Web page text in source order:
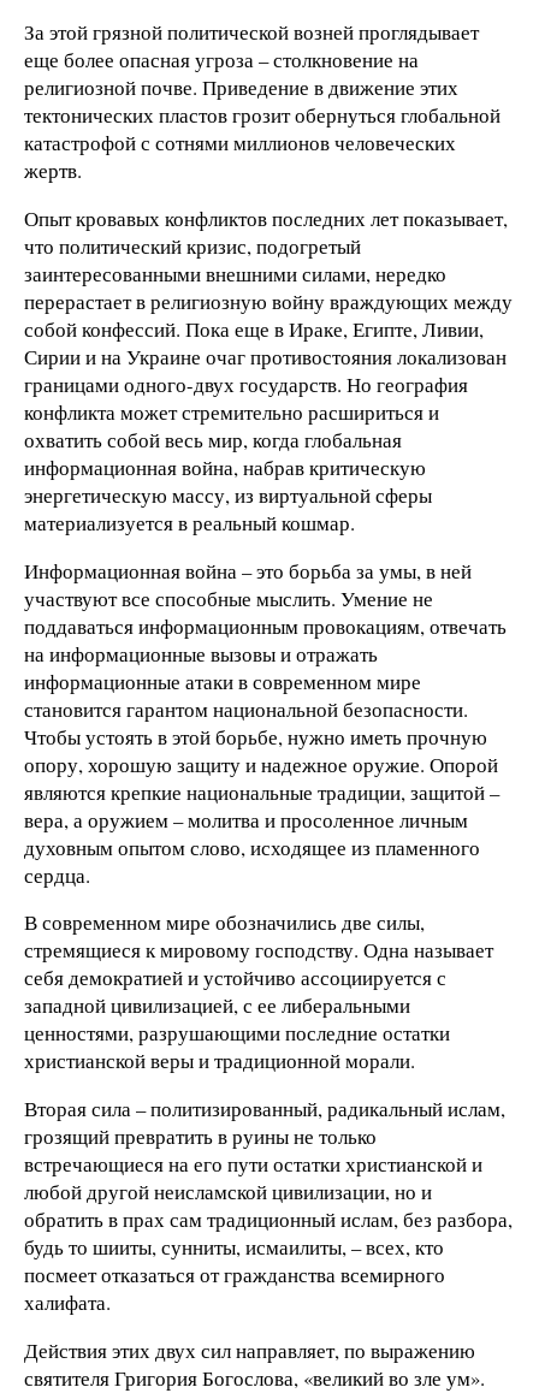
За этой грязной политической возней проглядывает
еще более опасная угроза – столкновение на
религиозной почве. Приведение в движение этих
тектонических пластов грозит обернуться глобальной
катастрофой с сотнями миллионов человеческих
жертв.
Опыт кровавых конфликтов последних лет показывает,
что политический кризис, подогретый
заинтересованными внешними силами, нередко
перерастает в религиозную войну враждующих между
собой конфессий. Пока еще в Ираке, Египте, Ливии,
Сирии и на Украине очаг противостояния локализован
границами одного-двух государств. Но география
конфликта может стремительно расшириться и
охватить собой весь мир, когда глобальная
информационная война, набрав критическую
энергетическую массу, из виртуальной сферы
материализуется в реальный кошмар.
Информационная война – это борьба за умы, в ней
участвуют все способные мыслить. Умение не
поддаваться информационным провокациям, отвечать
на информационные вызовы и отражать
информационные атаки в современном мире
становится гарантом национальной безопасности.
Чтобы устоять в этой борьбе, нужно иметь прочную
опору, хорошую защиту и надежное оружие. Опорой
являются крепкие национальные традиции, защитой –
вера, а оружием – молитва и просоленное личным
духовным опытом слово, исходящее из пламенного
сердца.
В современном мире обозначились две силы,
стремящиеся к мировому господству. Одна называет
себя демократией и устойчиво ассоциируется с
западной цивилизацией, с ее либеральными
ценностями, разрушающими последние остатки
христианской веры и традиционной морали.
Вторая сила – политизированный, радикальный ислам,
грозящий превратить в руины не только
встречающиеся на его пути остатки христианской и
любой другой неисламской цивилизации, но и
обратить в прах сам традиционный ислам, без разбора,
будь то шииты, сунниты, исмаилиты, – всех, кто
посмеет отказаться от гражданства всемирного
халифата.
Действия этих двух сил направляет, по выражению
святителя Григория Богослова, «великий во зле ум».